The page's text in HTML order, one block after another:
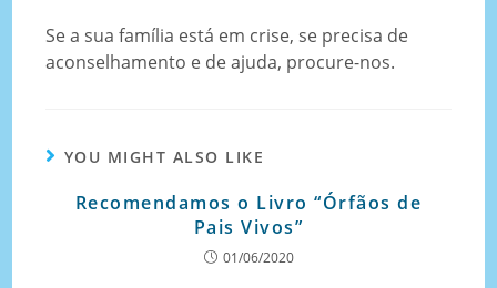
Se a sua família está em crise, se precisa de
aconselhamento e de ajuda, procure-nos.
YOU MIGHT ALSO LIKE
Recomendamos o Livro “Órfãos de
Pais Vivos”
01/06/2020